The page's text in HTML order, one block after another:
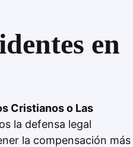
en
Cristianos o Las
la defensa legal
la compensación más